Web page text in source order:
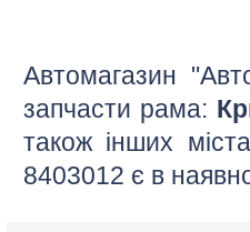
Автомагазин
запчасти рама:
також інших
8403012 є в